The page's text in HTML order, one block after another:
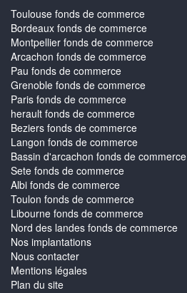
Toulouse fonds de commerce
Bordeaux fonds de commerce
Montpellier fonds de commerce
Arcachon fonds de commerce
Pau fonds de commerce
Grenoble fonds de commerce
Paris fonds de commerce
herault fonds de commerce
Beziers fonds de commerce
Langon fonds de commerce
Bassin d'arcachon fonds de commerce
Sete fonds de commerce
Albi fonds de commerce
Toulon fonds de commerce
Libourne fonds de commerce
Nord des landes fonds de commerce
Nos implantations
Nous contacter
Mentions légales
Plan du site